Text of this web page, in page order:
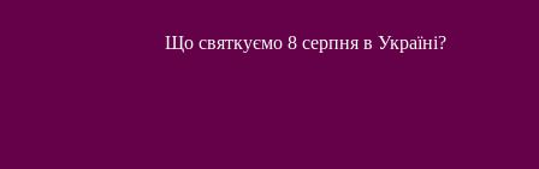
Що святкуємо 8 серпня в Україні?